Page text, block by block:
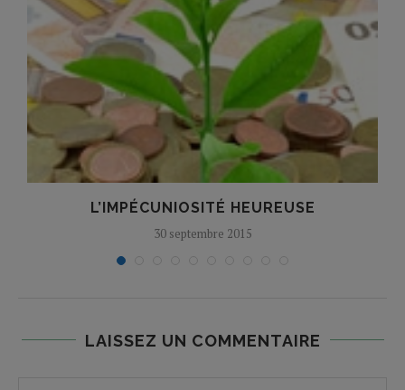
L’IMPÉCUNIOSITÉ HEUREUSE
30 septembre 2015
LAISSEZ UN COMMENTAIRE